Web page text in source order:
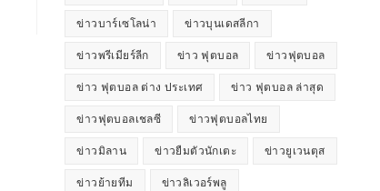
ข่าวบาร์เซโลน่า ข่าวบุนเดสลีกา
ข่าวพรีเมียร์ลีก ข่าว ฟุตบอล ข่าวฟุตบอล
ข่าว ฟุตบอล ต่าง ประเทศ ข่าว ฟุตบอล ล่าสุด
ข่าวฟุตบอลเชลซี ข่าวฟุตบอลไทย
ข่าวมิลาน ข่าวยืมตัวนักเตะ ข่าวยูเวนตุส
ข่าวย้ายทีม ข่าวลิเวอร์พลู